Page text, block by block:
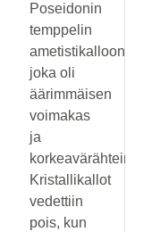
Poseidonin
temppelin
ametistikalloon,
joka oli
äärimmäisen
voimakas
ja
korkeavärähteinen.
Kristallikallot
vedettiin
pois, kun